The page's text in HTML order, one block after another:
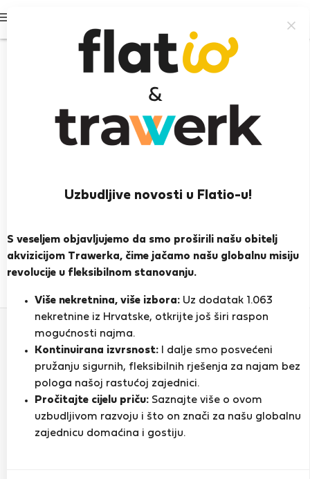
Uzbudljive novosti u Flatio-u!
S veseljem objavljujemo da smo proširili našu obitelj
akvizicijom Trawerka, čime jačamo našu globalnu misiju
revolucije u fleksibilnom stanovanju.
Više nekretnina, više izbora: Uz dodatak 1.063
nekretnine iz Hrvatske, otkrijte još širi raspon
mogućnosti najma.
Kontinuirana izvrsnost: I dalje smo posvećeni
pružanju sigurnih, fleksibilnih rješenja za najam bez
pologa našoj rastućoj zajednici.
Pročitajte cijelu priču: Saznajte više o ovom
uzbudljivom razvoju i što on znači za našu globalnu
zajednicu domaćina i gostiju.
Maria D.
PRIKAŽI ŽIVOTOPIS
Ocjena i reference
0
Ocjena
Do sada nema ocjena